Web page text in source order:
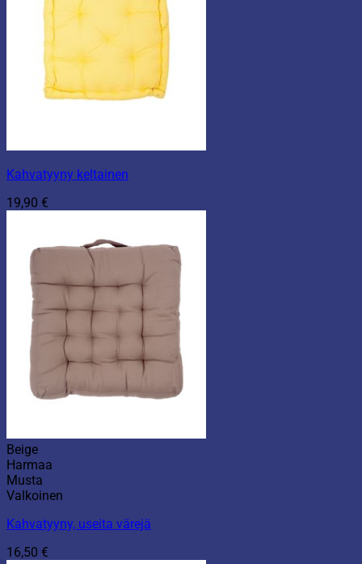
Kahvatyyny keltainen
19,90 €
Beige
Harmaa
Musta
Valkoinen
Kahvatyyny, useita värejä
16,50 €